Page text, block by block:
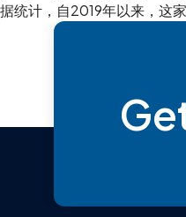
据统计，自2019年以来，这